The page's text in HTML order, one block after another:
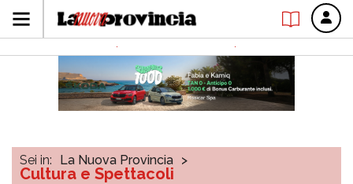
Sei in: La Nuova Provincia >
Cultura e Spettacoli